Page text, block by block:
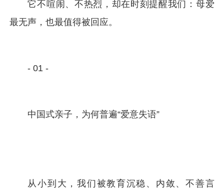
它不喧闹、不热烈，却在时刻提醒我们：母爱
最无声，也最值得被回应。
- 01 -
中国式亲子，为何普遍“爱意失语”
从小到大，我们被教育沉稳、内敛、不善言